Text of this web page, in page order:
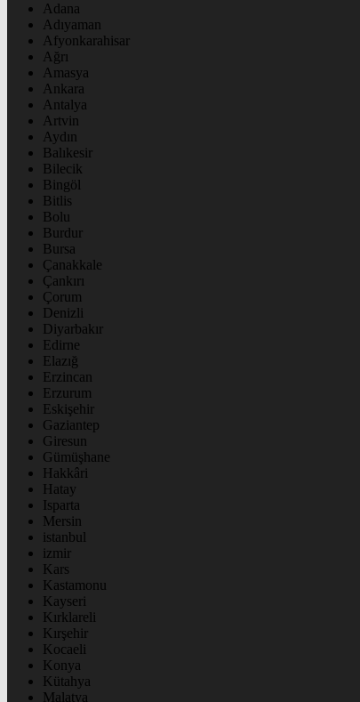
Adana
Adıyaman
Afyonkarahisar
Ağrı
Amasya
Ankara
Antalya
Artvin
Aydın
Balıkesir
Bilecik
Bingöl
Bitlis
Bolu
Burdur
Bursa
Çanakkale
Çankırı
Çorum
Denizli
Diyarbakır
Edirne
Elazığ
Erzincan
Erzurum
Eskişehir
Gaziantep
Giresun
Gümüşhane
Hakkâri
Hatay
Isparta
Mersin
istanbul
izmir
Kars
Kastamonu
Kayseri
Kırklareli
Kırşehir
Kocaeli
Konya
Kütahya
Malatya